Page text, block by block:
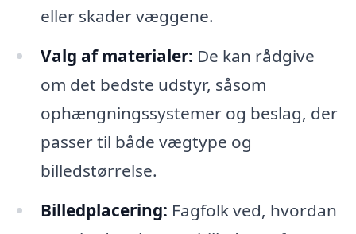
eller skader væggene.
Valg af materialer: De kan rådgive
om det bedste udstyr, såsom
ophængningssystemer og beslag, der
passer til både vægtype og
billedstørrelse.
Billedplacering: Fagfolk ved, hvordan